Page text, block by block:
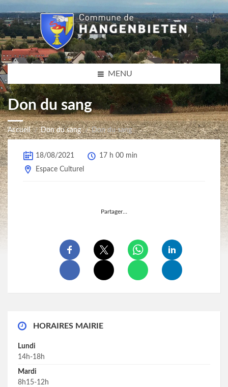
MENU
Don du sang
Accueil Don du sang Don du sang
18/08/2021
17 h 00 min
Espace Culturel
Partager…
HORAIRES MAIRIE
Lundi
14h-18h
Mardi
8h15-12h